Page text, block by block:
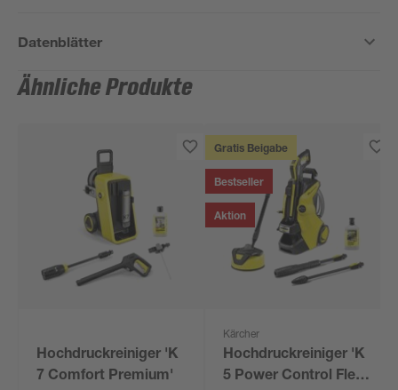
Datenblätter
Ähnliche Produkte
Hochdruckreiniger 'K
7 Comfort Premium'
Gratis Beigabe
Bestseller
Aktion
Kärcher
Hochdruckreiniger 'K
5 Power Control Flex